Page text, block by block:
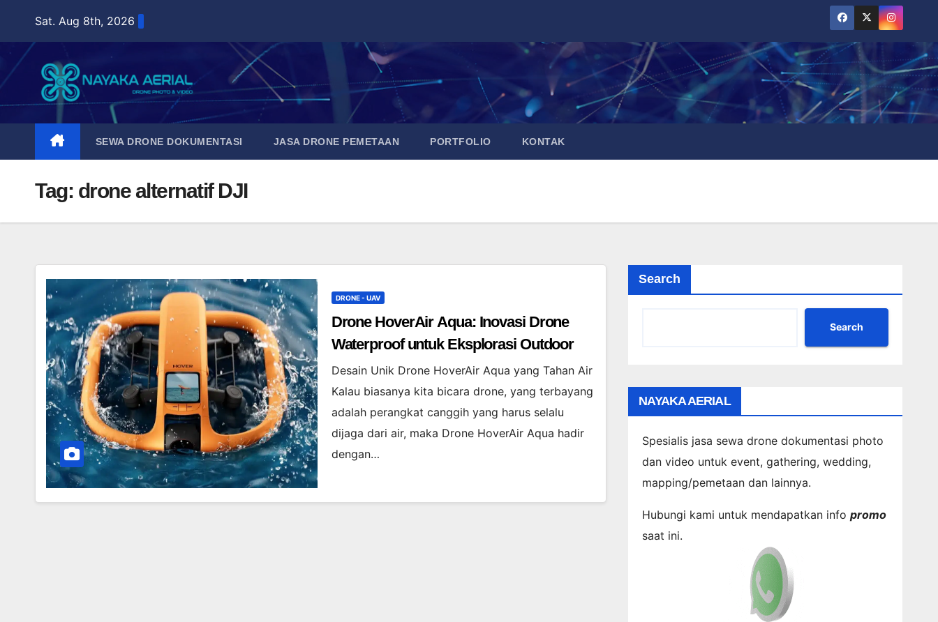
content
Sat. Aug 8th, 2026
SEWA DRONE DOKUMENTASI JASA DRONE PEMETAAN PORTFOLIO KONTAK
Tag: drone alternatif DJI
DRONE - UAV
Drone HoverAir Aqua: Inovasi Drone
Waterproof untuk Eksplorasi Outdoor
Desain Unik Drone HoverAir Aqua yang Tahan Air
Kalau biasanya kita bicara drone, yang terbayang
adalah perangkat canggih yang harus selalu
dijaga dari air, maka Drone HoverAir Aqua hadir
dengan…
Search
Search
NAYAKA AERIAL
Spesialis jasa sewa drone dokumentasi photo
dan video untuk event, gathering, wedding,
mapping/pemetaan dan lainnya.
Hubungi kami untuk mendapatkan infopromo
saat ini.